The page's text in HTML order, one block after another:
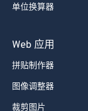
单位换算器
Web 应用
拼贴制作器
图像调整器
裁剪图片